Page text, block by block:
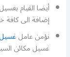
أيضا القيام
إضافة الى
نؤمن عامل
غسيل مكائن